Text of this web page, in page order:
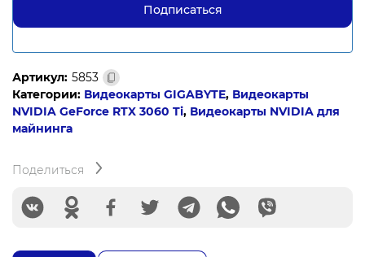
Артикул: 5853
Категории: Видеокарты GIGABYTE, Видеокарты
NVIDIA GeForce RTX 3060 Ti, Видеокарты NVIDIA для
майнинга
Поделиться